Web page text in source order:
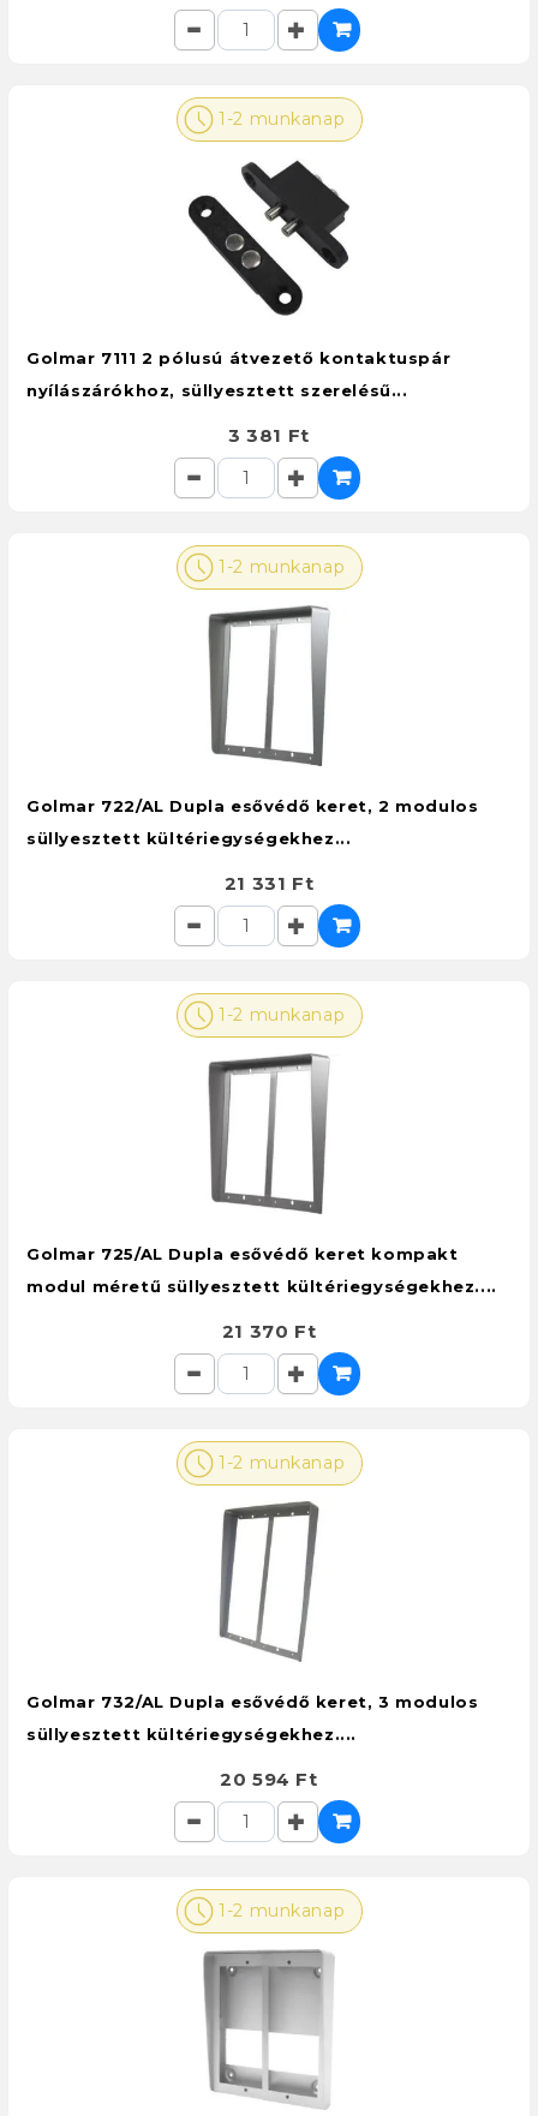
1-2 munkanap
Golmar 7111 2 pólusú átvezető kontaktuspár
nyílászárókhoz, süllyesztett szerelésű...
3 381 Ft
1-2 munkanap
Golmar 722/AL Dupla esővédő keret, 2 modulos
süllyesztett kültériegységekhez...
21 331 Ft
1-2 munkanap
Golmar 725/AL Dupla esővédő keret kompakt
modul méretű süllyesztett kültériegységekhez....
21 370 Ft
1-2 munkanap
Golmar 732/AL Dupla esővédő keret, 3 modulos
süllyesztett kültériegységekhez....
20 594 Ft
1-2 munkanap